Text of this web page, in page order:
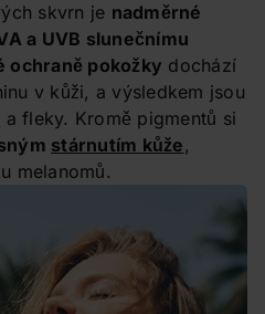
skvrn je nadměrné
a UVB slunečnímu
ochraně pokožky dochází
v kůži, a výsledkem jsou
a fleky. Kromě pigmentů si
stárnutím kůže,
melanomů.